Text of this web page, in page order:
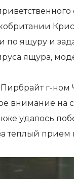
ящуру и
ящура,
г-
внимание на
удалось
прием